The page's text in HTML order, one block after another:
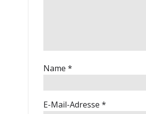
Name *
E-Mail-Adresse *